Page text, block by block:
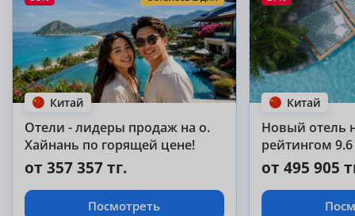
Китай
Отели - лидеры продаж на о.
Хайнань по горящей цене!
от 357 357 тг.
Посмотреть
Китай
Новый отель
рейтингом
от 495 905